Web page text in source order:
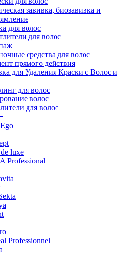
завивка, биозавивка и
для волос
для волос
средства для волос
прямого действия
для Удаления Краски с Волос и
для волос
волос
для волос
luxe
Professional
Professionnel